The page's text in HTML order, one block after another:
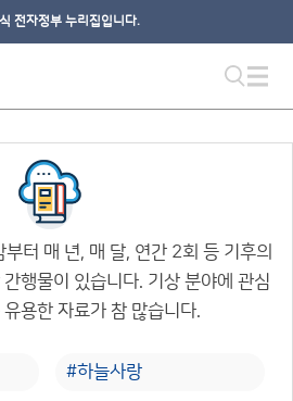
전자정부 누리집입니다.
터 매 년, 매 달, 연간 2회 등 기후의
행물이 있습니다. 기상 분야에 관심
용한 자료가 참 많습니다.
#하늘사랑